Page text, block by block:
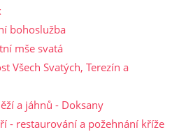
bohoslužba
mše svatá
Všech Svatých, Terezín a
a jáhnů - Doksany
- restaurování a požehnání kříže